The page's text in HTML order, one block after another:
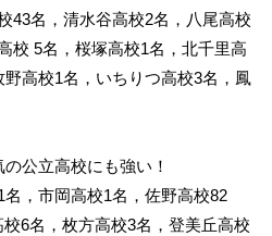
43名，清水谷高校2名，八尾高校
校 5名，桜塚高校1名，北千里高
高校1名，いちりつ高校3名，鳳
公立高校にも強い！
，市岡高校1名，佐野高校82
6名，枚方高校3名，登美丘高校